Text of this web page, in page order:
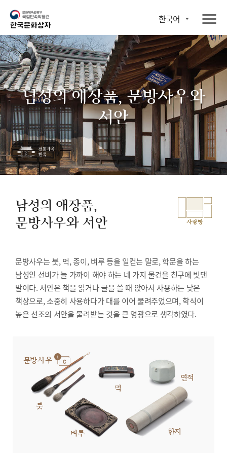
한국어
남성의 애장품, 문방사우와
서안
남성의 애장품,
문방사우와 서안
사랑방
문방사우는 붓, 먹, 종이, 벼루 등을 일컫는 말로, 학문을 하는
남성인 선비가 늘 가까이 해야 하는 네 가지 물건을 친구에 빗댄
말이다. 서안은 책을 읽거나 글을 쓸 때 앉아서 사용하는 낮은
책상으로, 소중히 사용하다가 대를 이어 물려주었으며, 학식이
높은 선조의 서안을 물려받는 것을 큰 영광으로 생각하였다.
문방사우
붓
먹
연적
벼루 한지